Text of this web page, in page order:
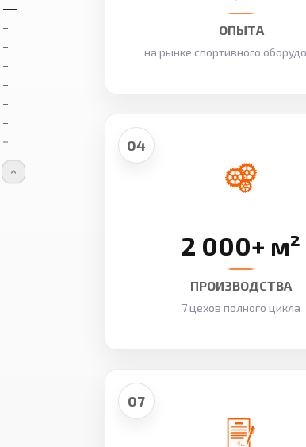
ОПЫТА
на рынке спортивного
04
2 000+ м²
ПРОИЗВОДСТВА
7 цехов полного цикла
07